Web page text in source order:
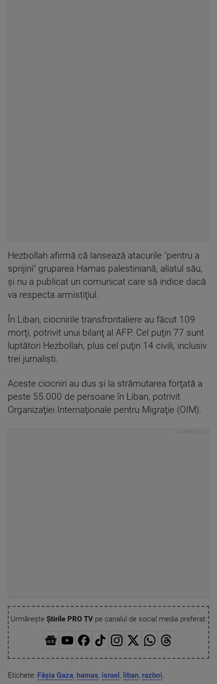
Hezbollah afirmă că lansează atacurile "pentru a
sprijini" gruparea Hamas palestiniană, aliatul său,
şi nu a publicat un comunicat care să indice dacă
va respecta armistiţiul.
În Liban, ciocnirile transfrontaliere au făcut 109
morţi, potrivit unui bilanţ al AFP. Cel puţin 77 sunt
luptători Hezbollah, plus cel puţin 14 civili, inclusiv
trei jurnalişti.
Aceste ciocniri au dus şi la strămutarea forţată a
peste 55.000 de persoane în Liban, potrivit
Organizaţiei Internaţionale pentru Migraţie (OIM).
Urmărește Știrile PRO TVpe canalul de social media preferat:
Etichete: Fâșia Gaza, hamas, israel , liban, razboi,